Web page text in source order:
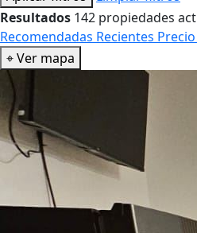
Resultados 142 propiedades
Recomendadas Recientes
⌖Ver mapa